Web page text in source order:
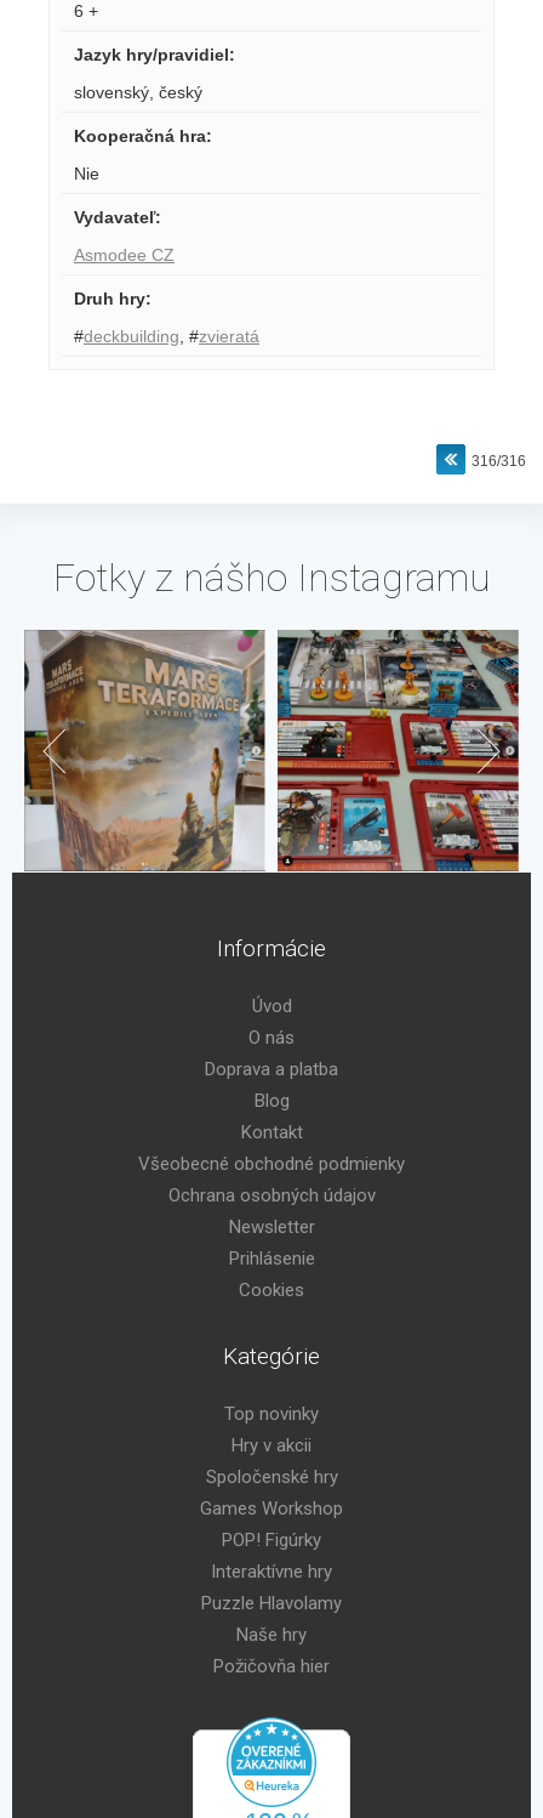
6 +
Jazyk hry/pravidiel:
slovenský český
Kooperačná hra:
Nie
Vydavateľ:
Asmodee CZ
Druh hry:
#deckbuilding #zvieratá
316/316
Fotky z nášho Instagramu
Informácie
Úvod
O nás
Doprava a platba
Blog
Kontakt
Všeobecné obchodné podmienky
Ochrana osobných údajov
Newsletter
Prihlásenie
Cookies
Kategórie
Top novinky
Hry v akcii
Spoločenské hry
Games Workshop
POP! Figúrky
Interaktívne hry
Puzzle Hlavolamy
Naše hry
Požičovňa hier